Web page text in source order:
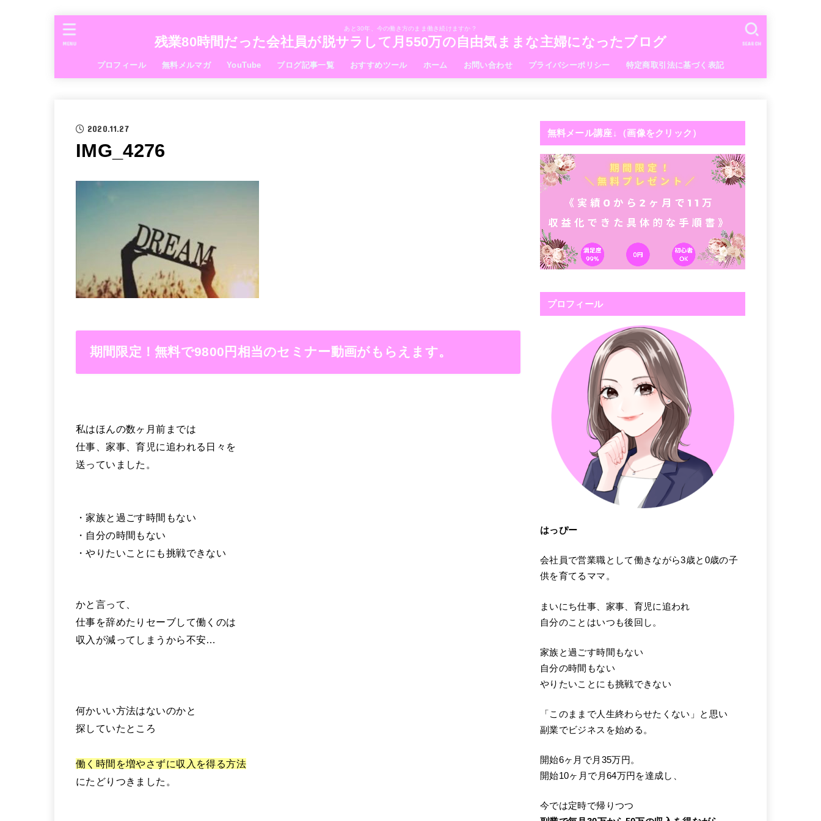
あと30年、今の働き方のまま働き続けますか？
残業80時間だった会社員が脱サラして月550万の自由気ままな主婦になったブログ
プロフィール 無料メルマガ YouTube ブログ記事一覧 おすすめツール ホーム お問い合わせ プライバシーポリシー 特定商取引法に基づく表記
SEARCH
MENU
2020.11.27
IMG_4276
期間限定！無料で9800円相当のセミナー動画がもらえます。
私はほんの数ヶ月前までは
仕事、家事、育児に追われる日々を
送っていました。
・家族と過ごす時間もない
・自分の時間もない
・やりたいことにも挑戦できない
かと言って、
仕事を辞めたりセーブして働くのは
収入が減ってしまうから不安…
何かいい方法はないのかと
探していたところ
働く時間を増やさずに収入を得る方法
にたどりつきました。
無料メール講座↓（画像をクリック）
プロフィール
はっぴー
会社員で営業職として働きながら3歳と0歳の子
供を育てるママ。
まいにち仕事、家事、育児に追われ
自分のことはいつも後回し。
家族と過ごす時間もない
自分の時間もない
やりたいことにも挑戦できない
「このままで人生終わらせたくない」と思い
副業でビジネスを始める。
開始6ヶ月で月35万円。
開始10ヶ月で月64万円を達成し、
今では定時で帰りつつ